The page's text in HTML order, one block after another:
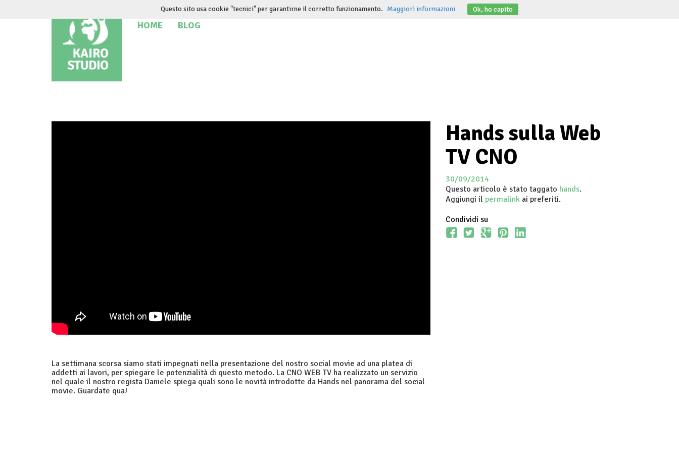
contenuto
HOME BLOG
Hands sulla Web
TV CNO
30/09/2014
Questo articolo è stato taggato hands.
Aggiungi il permalink ai preferiti.
Condividi su
La settimana scorsa siamo stati impegnati nella presentazione del nostro social movie ad una platea di
addetti ai lavori, per spiegare le potenzialità di questo metodo. La CNO WEB TV ha realizzato un servizio
nel quale il nostro regista Daniele spiega quali sono le novità introdotte da Hands nel panorama del social
movie. Guardate qua!
Questo sito usa cookie "tecnici" per garantirne il corretto funzionamento. Maggiori informazioni Ok, ho capito